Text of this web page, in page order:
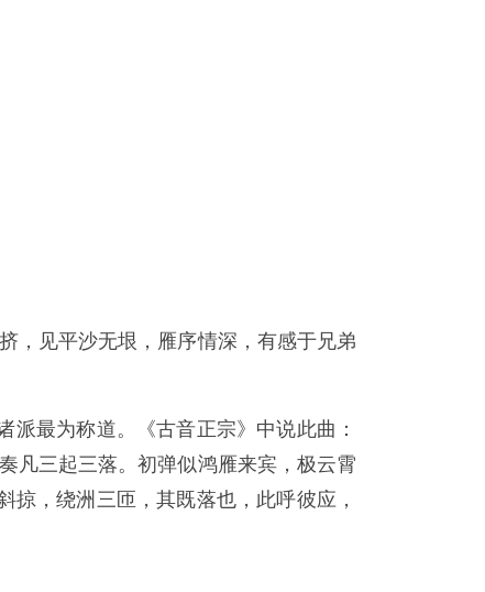
，见平沙无垠，雁序情深，有感于兄弟
派最为称道。《古音正宗》中说此曲：
凡三起三落。初弹似鸿雁来宾，极云霄
，绕洲三匝，其既落也，此呼彼应，